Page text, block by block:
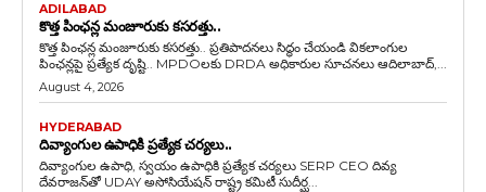
ADILABAD
కొత్త పింఛన్ల మంజూరుకు కసరత్తు..
కొత్త పింఛన్ల మంజూరుకు కసరత్తు.. ప్రతిపాదనలు సిద్ధం చేయండి వికలాంగుల
పింఛన్లపై ప్రత్యేక దృష్టి.. MPDOలకు DRDA అధికారుల సూచనలు ఆదిలాబాద్,...
August 4, 2026
HYDERABAD
దివ్యాంగుల ఉపాధికి ప్రత్యేక చర్యలు..
దివ్యాంగుల ఉపాధి, స్వయం ఉపాధికి ప్రత్యేక చర్యలు SERP CEO దివ్య
దేవరాజన్‌తో UDAY అసోసియేషన్ రాష్ట్ర కమిటీ సుదీర్ఘ...